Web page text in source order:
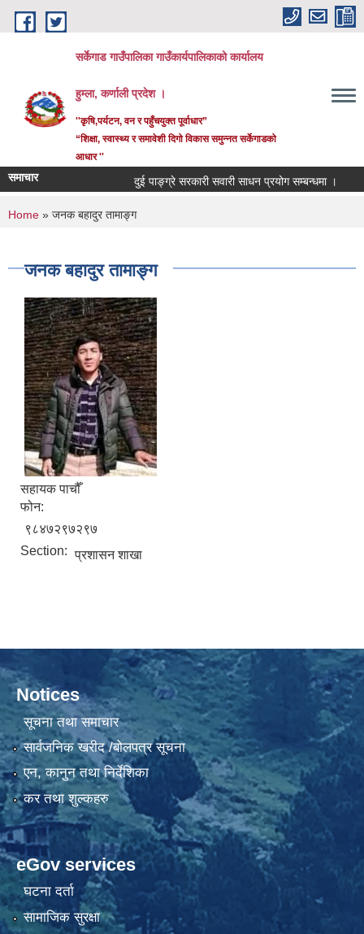
Skip to main content
सर्केगाड गाउँपालिका गाउँकार्यपालिकाको कार्यालय
हुम्ला, कर्णाली प्रदेश ।
''कृषि,पर्यटन, वन र पहुँचयुक्त पूर्वाधार”
“शिक्षा, स्वास्थ्य र समावेशी दिगो विकास समुन्नत सर्केगाडको
आधार ''
समाचार दुई पाङ्ग्रे सरकारी सवारी साधन प्रयोग सम्बन्धमा ।
You are here
Home » जनक बहादुर तामाङ्ग
जनक बहादुर तामाङ्ग
सहायक पाचौँ
फोन:
९८४७२९७२९७
Section: प्रशासन शाखा
Notices
सूचना तथा समाचार
सार्वजनिक खरीद /बोलपत्र सूचना
एन, कानुन तथा निर्देशिका
कर तथा शुल्कहरु
eGov services
घटना दर्ता
सामाजिक सुरक्षा